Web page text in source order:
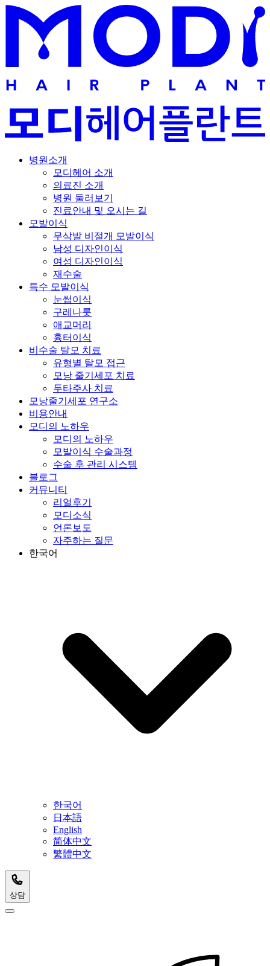
병원소개
모디헤어 소개
의료진 소개
병원 둘러보기
진료안내 및 오시는 길
모발이식
무삭발 비절개 모발이식
남성 디자인이식
여성 디자인이식
재수술
특수 모발이식
눈썹이식
구레나룻
애교머리
흉터이식
비수술 탈모 치료
유형별 탈모 접근
모낭 줄기세포 치료
두타주사 치료
모낭줄기세포 연구소
비용안내
모디의 노하우
모디의 노하우
모발이식 수술과정
수술 후 관리 시스템
블로그
커뮤니티
리얼후기
모디소식
언론보도
자주하는 질문
한국어
한국어
日本語
English
简体中文
繁體中文
상담